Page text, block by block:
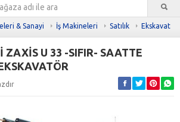
& Sanayi İş Makineleri Satılık Ekskavatör
ZAXİS U 33 -SIFIR- SAATTE